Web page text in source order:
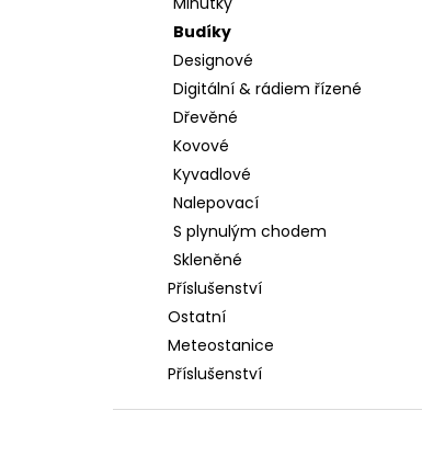
Budíky
Designové
Digitální & rádiem řízené
Dřevěné
Kovové
Kyvadlové
Nalepovací
S plynulým chodem
Skleněné
Příslušenství
Ostatní
Meteostanice
Příslušenství